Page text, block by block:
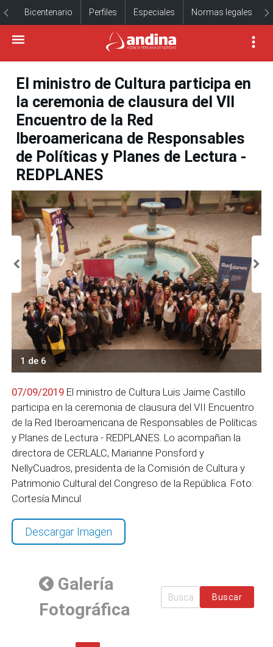
Bicentenario Perfiles Especiales Normas legales
El ministro de Cultura participa en
la ceremonia de clausura del VII
Encuentro de la Red
Iberoamericana de Responsables
de Políticas y Planes de Lectura -
REDPLANES
1 de 6
07/09/2019 El ministro de Cultura Luis Jaime Castillo
participa en la ceremonia de clausura del VII Encuentro
de la Red Iberoamericana de Responsables de Políticas
y Planes de Lectura - REDPLANES. Lo acompañan la
directora de CERLALC, Marianne Ponsford y
NellyCuadros, presidenta de la Comisión de Cultura y
Patrimonio Cultural del Congreso de la República. Foto:
Cortesía Mincul
Descargar Imagen
Galería
Fotográfica
Buscar